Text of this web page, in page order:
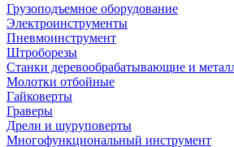
Грузоподъемное оборудование
Электроинструменты
Пневмоинструмент
Штроборезы
Станки деревообрабатывающие и
Молотки отбойные
Гайковерты
Граверы
Дрели и шуруповерты
Многофункциональный инструмент